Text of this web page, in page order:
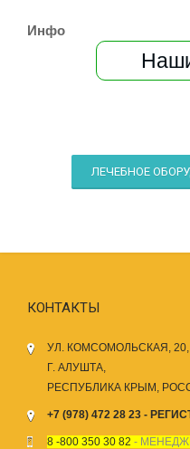
Инфо
ЛЕЧЕБНОЕ
КОНТАКТЫ
УЛ. КОМСОМОЛЬСКАЯ, 20,
Г. АЛУШТА,
РЕСПУБЛИКА КРЫМ,
+7 (978) 472 28 23 -
8 -800 350 30 82 -